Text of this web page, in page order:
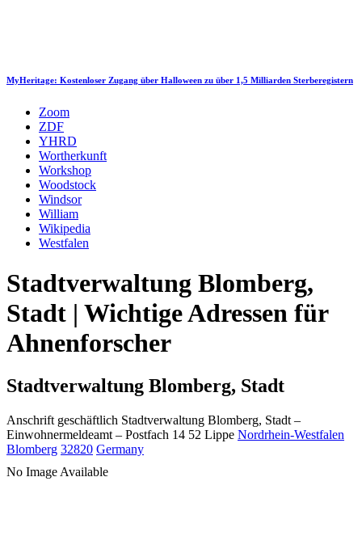
MyHeritage: Kostenloser Zugang über Halloween zu über 1,5 Milliarden Sterberegistern
Zoom
ZDF
YHRD
Wortherkunft
Workshop
Woodstock
Windsor
William
Wikipedia
Westfalen
Stadtverwaltung Blomberg,
Stadt | Wichtige Adressen für
Ahnenforscher
Stadtverwaltung Blomberg, Stadt
Anschrift geschäftlich Stadtverwaltung Blomberg, Stadt –
Einwohnermeldeamt – Postfach 14 52 Lippe Nordrhein-Westfalen
Blomberg 32820 Germany
No Image Available